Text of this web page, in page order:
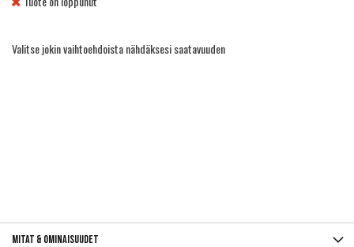
Valitse jokin vaihtoehdoista nähdäksesi saatavuuden
Mitat & ominaisuudet